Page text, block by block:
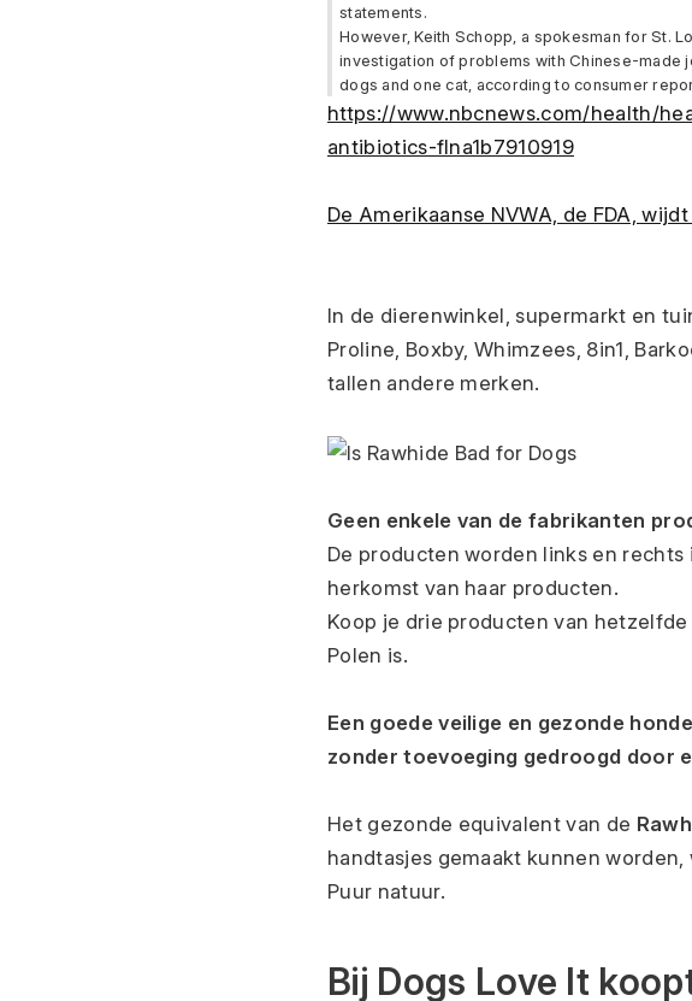
statements.
However, Keith Schopp, a spokesman for St.
investigation of problems with Chinese-made
dogs and one cat, according to consumer
https://www.nbcnews.com/health/
antibiotics-flna1b7910919
De Amerikaanse NVWA, de FDA,
In de dierenwinkel, supermarkt en
Proline, Boxby, Whimzees, 8in1,
tallen andere merken.
Geen enkele van de fabrikanten
De producten worden links en
herkomst van haar producten.
Koop je drie producten van
Polen is.
Een goede veilige en gezonde
zonder toevoeging gedroogd door
Het gezonde equivalent van de
handtasjes gemaakt kunnen
Puur natuur.
Bij Dogs Love It